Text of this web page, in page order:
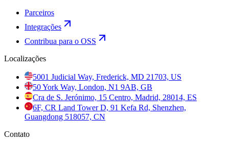
Parceiros
Integrações
Contribua para o OSS
Localizações
5001 Judicial Way, Frederick, MD 21703, US
50 York Way, London, N1 9AB, GB
Cra de S. Jerónimo, 15 Centro, Madrid, 28014, ES
6F, CR Land Tower D, 91 Kefa Rd, Shenzhen,
Guangdong 518057, CN
Contato